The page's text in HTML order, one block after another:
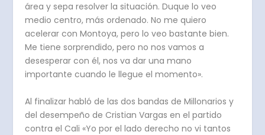
área y sepa resolver la situación. Duque lo veo
medio centro, más ordenado. No me quiero
acelerar con Montoya, pero lo veo bastante bien.
Me tiene sorprendido, pero no nos vamos a
desesperar con él, nos va dar una mano
importante cuando le llegue el momento».
Al finalizar habló de las dos bandas de Millonarios y
del desempeño de Cristian Vargas en el partido
contra el Cali «Yo por el lado derecho no vi tantos